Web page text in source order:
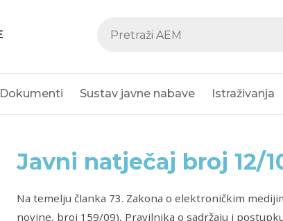
Dokumenti Sustav javne nabave Istraživanja
Javni natječaj broj 12/
Na temelju članka 73. Zakona o elektroničkim
novine, broj 159/09), Pravilnika o sadržaju i